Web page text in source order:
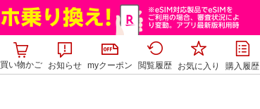
買い物かご お知らせ myクーポン 閲覧履歴 お気に入り 購入履歴